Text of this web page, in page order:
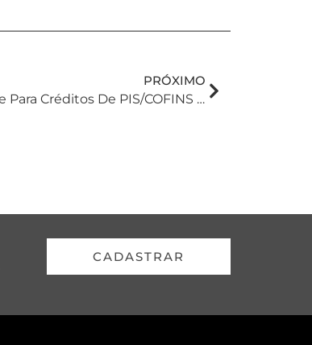
PRÓXIMO
Decisão Judicial Abre Precedente Para Créditos De PIS/COFINS Sobre Gastos De Convenção Coletiva
CADASTRAR